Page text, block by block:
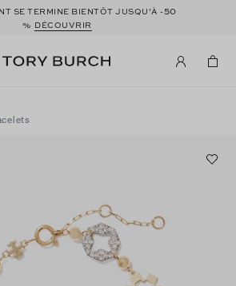
SE TERMINE BIENTÔT JUSQU’À -50
% DÉCOUVRIR